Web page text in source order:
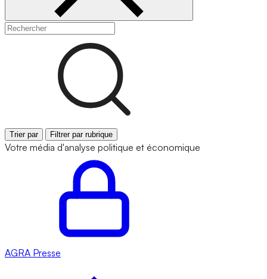
Trier par Filtrer par rubrique
Votre média d'analyse politique et économique
AGRA Presse